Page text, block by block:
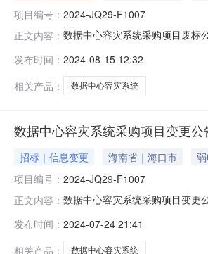
项目编号： 2024-JQ29-F1007
正文内容： 数据中心容灾系统采购项目废标
三、项目概况：序号服务名称服
签订后10天内，
发布时间： 2024-08-15 12:32
相关产品：
数据中心容灾系统
数据中心容灾系统采购项目变更公
招标｜信息变更 海南省｜海口市
项目编号： 2024-JQ29-F1007
正文内容： 数据中心容灾系统采购项目变更
二、项目编号：2024-JQ29-
发布时间： 2024-07-24 21:41
相关产品：
数据中心容灾系统